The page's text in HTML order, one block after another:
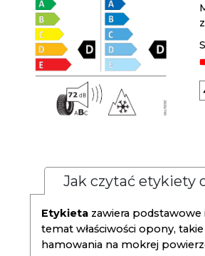
Jak czytać etykiety
Etykieta zawiera
temat właściwości opony,
hamowania na mokrej